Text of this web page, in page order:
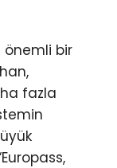
önemli bir
fazla